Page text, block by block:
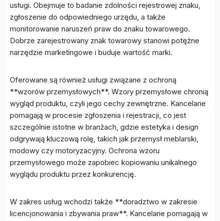
usługi. Obejmuje to badanie zdolności rejestrowej znaku,
zgłoszenie do odpowiedniego urzędu, a także
monitorowanie naruszeń praw do znaku towarowego.
Dobrze zarejestrowany znak towarowy stanowi potężne
narzędzie marketingowe i buduje wartość marki.
Oferowane są również usługi związane z ochroną
**wzorów przemysłowych**. Wzory przemysłowe chronią
wygląd produktu, czyli jego cechy zewnętrzne. Kancelarie
pomagają w procesie zgłoszenia i rejestracji, co jest
szczególnie istotne w branżach, gdzie estetyka i design
odgrywają kluczową rolę, takich jak przemysł meblarski,
modowy czy motoryzacyjny. Ochrona wzoru
przemysłowego może zapobiec kopiowaniu unikalnego
wyglądu produktu przez konkurencję.
W zakres usług wchodzi także **doradztwo w zakresie
licencjonowania i zbywania praw**. Kancelarie pomagają w